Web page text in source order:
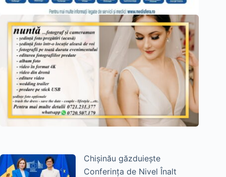
Chișinău găzduiește
Conferința de Nivel Înalt